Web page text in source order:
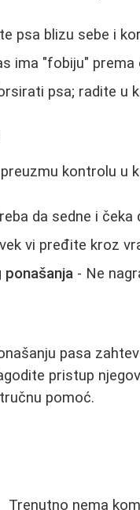
psa blizu sebe i
ima "fobiju"
psa; radite u
kontrolu u
da sedne i
vi pređite kroz
ponašanja - Ne
pasa
pristup
pomoć.
Trenutno nema